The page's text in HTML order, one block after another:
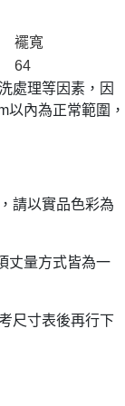
襬寬
64
處理等因素，因
以內為正常範圍，
請以實品色彩為
丈量方式皆為一
尺寸表後再行下